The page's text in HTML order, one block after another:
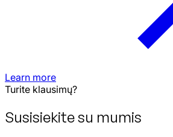
Learn more
Turite klausimų?
Susisiekite su mumis